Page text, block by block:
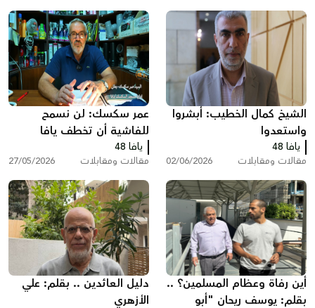
الشيخ كمال الخطيب: أبشروا
واستعدوا
يافا 48
مقالات ومقابلات 02/06/2026
عمر سكسك: لن نسمح
للفاشية أن تخطف يافا
وأحلام أولادنا
يافا 48
مقالات ومقابلات 27/05/2026
أين رفاة وعظام المسلمين؟ ..
بقلم: يوسف ريحان "أبو
دليل العائدين .. بقلم: علي
الأزهري